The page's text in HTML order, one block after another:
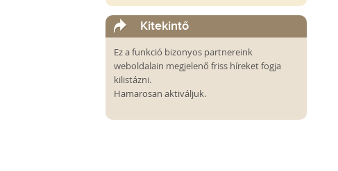
Kitekintő
Ez a funkció bizonyos partnereink
weboldalain megjelenő friss híreket fogja
kilistázni.
Hamarosan aktiváljuk.